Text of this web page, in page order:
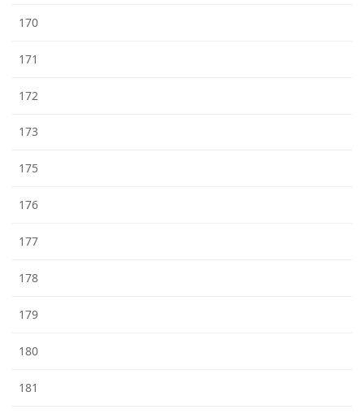
170
171
172
173
175
176
177
178
179
180
181